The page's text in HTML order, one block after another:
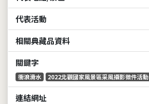
代表活動
相關典藏品資料
關鍵字
衝浪滑水 2022北觀國家風景區采風攝影徵件活動
連結網址